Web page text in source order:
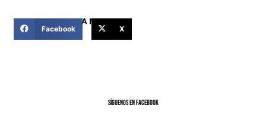
COMPARTIR ESTA NOTICIA
Facebook X
SíGUENOS EN FACEBOOK